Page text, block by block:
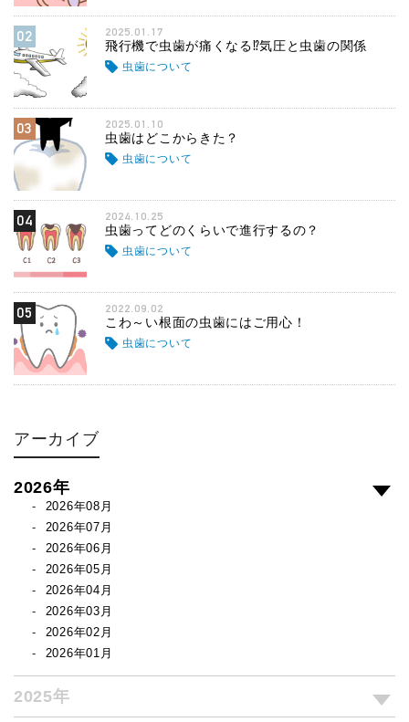
02 2025.01.17
飛行機で虫歯が痛くなる⁉気圧と虫歯の関係
虫歯について
03 2025.01.10
虫歯はどこからきた？
虫歯について
04 2024.10.25
虫歯ってどのくらいで進行するの？
虫歯について
05 2022.09.02
こわ～い根面の虫歯にはご用心！
虫歯について
アーカイブ
2026年
2026年08月
2026年07月
2026年06月
2026年05月
2026年04月
2026年03月
2026年02月
2026年01月
2025年